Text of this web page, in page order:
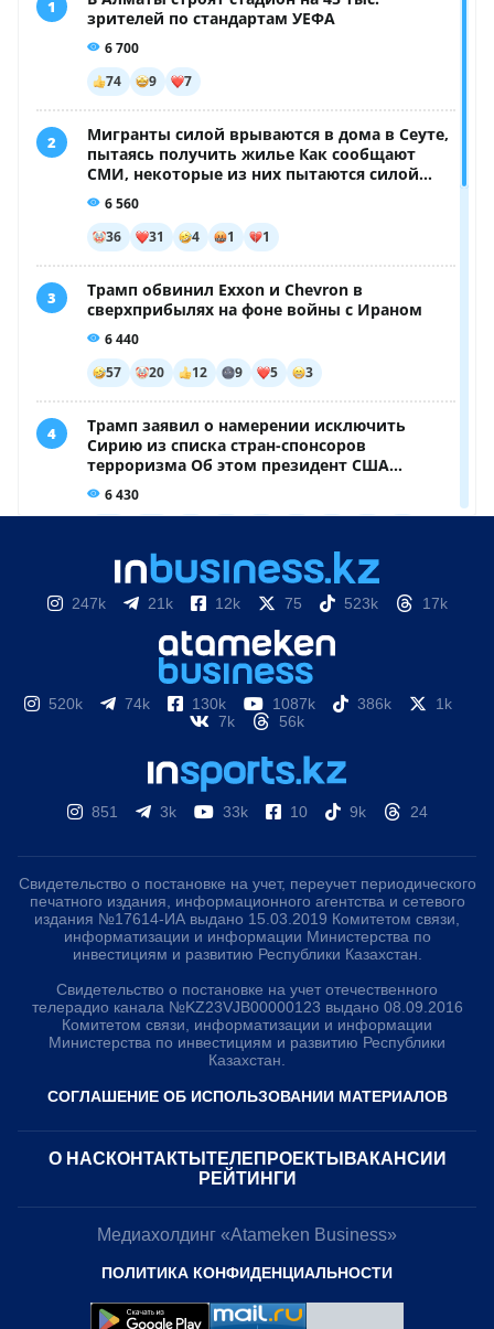
247k 21k 12k 75 523k 17k
520k 74k 130k 1087k 386k
1k
7k
56k
851 3k 33k 10 9k 24
Свидетельство о постановке на учет, переучет периодического
печатного издания, информационного агентства и сетевого
издания №17614-ИА выдано 15.03.2019 Комитетом связи,
информатизации и информации Министерства по
инвестициям и развитию Республики Казахстан.
Свидетельство о постановке на учет отечественного
телерадио канала №KZ23VJB00000123 выдано 08.09.2016
Комитетом связи, информатизации и информации
Министерства по инвестициям и развитию Республики
Казахстан.
СОГЛАШЕНИЕ ОБ ИСПОЛЬЗОВАНИИ МАТЕРИАЛОВ
О НАС КОНТАКТЫ ТЕЛЕПРОЕКТЫ ВАКАНСИИ
РЕЙТИНГИ
Медиахолдинг «Atameken Business»
ПОЛИТИКА КОНФИДЕНЦИАЛЬНОСТИ